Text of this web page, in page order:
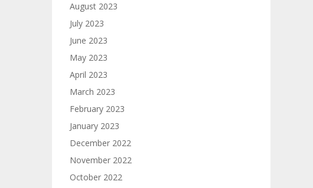
August 2023
July 2023
June 2023
May 2023
April 2023
March 2023
February 2023
January 2023
December 2022
November 2022
October 2022